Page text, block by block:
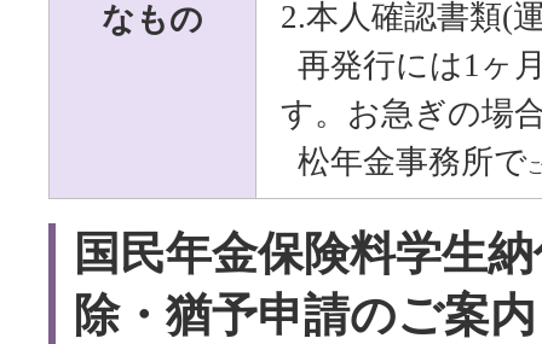
なもの
2.本人確認書類(
再発行には1ヶ
す。お急ぎの場
松年金事務所で
国民年金保険料学生
除・猶予申請のご案内